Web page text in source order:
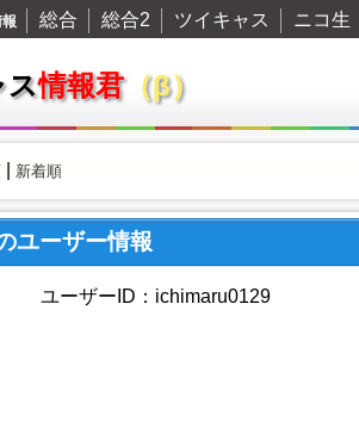
総合 総合2 ツイキャス ニコ生
ス情報君（β）
| 新着順
ユーザー情報
ユーザーID：ichimaru0129